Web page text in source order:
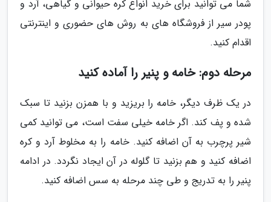
شما می توانید برای خرید انواع کره حیوانی و گیاهی، آرد و
پودر سیر از فروشگاه های به روش های حضوری و اینترنتی
اقدام کنید.
مرحله دوم: خامه و پنیر را آماده کنید
در یک ظرف دیگر، خامه را بریزید و با همزن بزنید تا سبک
شده و پف کند. اگر خامه خیلی سفت است، می توانید کمی
شیر پرچرب به آن اضافه کنید. خامه را به مخلوط آرد و کره
اضافه کنید و هم بزنید تا گلوله در آن ایجاد نگردد. در ادامه
پنیر را به تدریج و طی چند مرحله به سس اضافه کنید.